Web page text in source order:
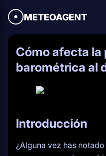
METEOAGENT
Cómo afecta la
barométrica al
Introducción
¿Alguna vez has